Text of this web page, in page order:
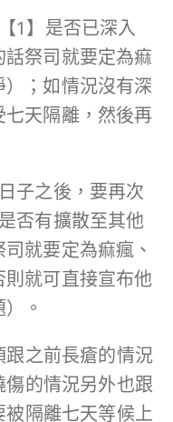
1】是否已深入
祭司就要定為痲
；如情況沒有深
天隔離，然後再
子之後，要再次
否有擴散至其他
就要定為痲瘋、
就可直接宣布他
。
跟之前長瘡的情況
的情況另外也跟
隔離七天等候上